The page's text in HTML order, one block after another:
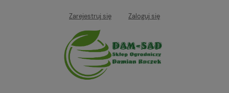
Zarejestruj się Zaloguj się